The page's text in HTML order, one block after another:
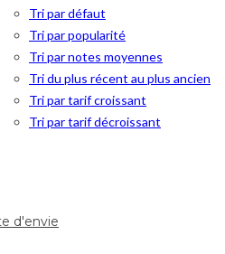
Tri par défaut
Tri par popularité
Tri par notes moyennes
Tri du plus récent au plus ancien
Tri par tarif croissant
Tri par tarif décroissant
d'envie